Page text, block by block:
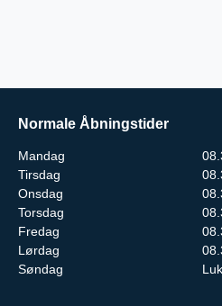
Normale Åbningstider
Mandag
Tirsdag
Onsdag
Torsdag
Fredag
Lørdag
Søndag